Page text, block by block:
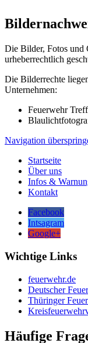
Die Bilder, Fotos und
urheberrechtlich
Die Bilderrechte
Unternehmen:
Feuerwehr
Navigation
Startseite
Über uns
Infos &
Kontakt
Facebook
Intsagram
Google+
Wichtige Links
feuerwehr.de
Deutscher
Thüringer
Häufige